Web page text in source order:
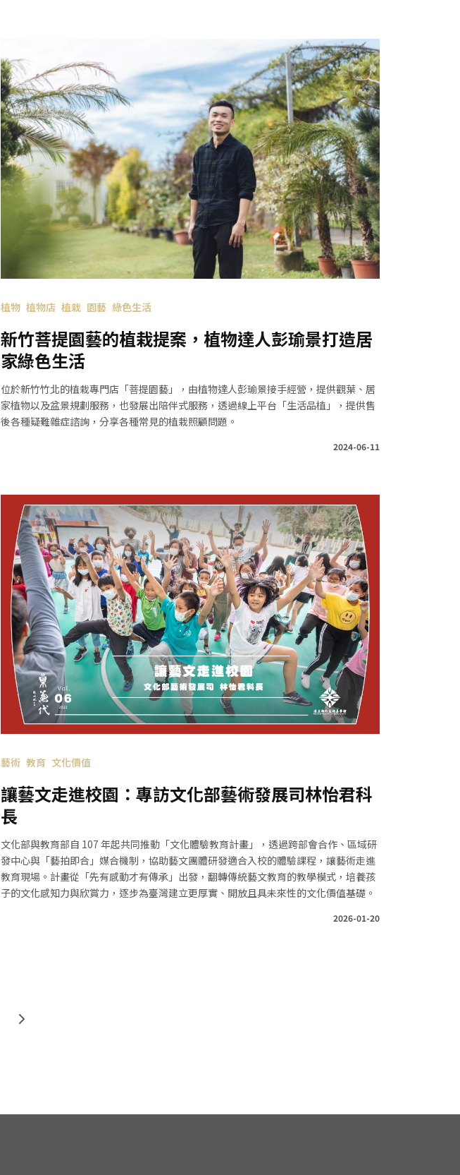
植物 植物店 植栽 園藝 綠色生活
新竹菩提園藝的植栽提案，植物達人彭瑜景打造居
家綠色生活
位於新竹竹北的植栽專門店「菩提園藝」，由植物達人彭瑜景接手經營，提供觀葉、居
家植物以及盆景規劃服務，也發展出陪伴式服務，透過線上平台「生活品植」，提供售
後各種疑難雜症諮詢，分享各種常見的植栽照顧問題。
2024-06-11
藝術 教育 文化價值
讓藝文走進校園：專訪文化部藝術發展司林怡君科
長
文化部與教育部自 107 年起共同推動「文化體驗教育計畫」，透過跨部會合作、區域研
發中心與「藝拍即合」媒合機制，協助藝文團體研發適合入校的體驗課程，讓藝術走進
教育現場。計畫從「先有感動才有傳承」出發，翻轉傳統藝文教育的教學模式，培養孩
子的文化感知力與欣賞力，逐步為臺灣建立更厚實、開放且具未來性的文化價值基礎。
2026-01-20